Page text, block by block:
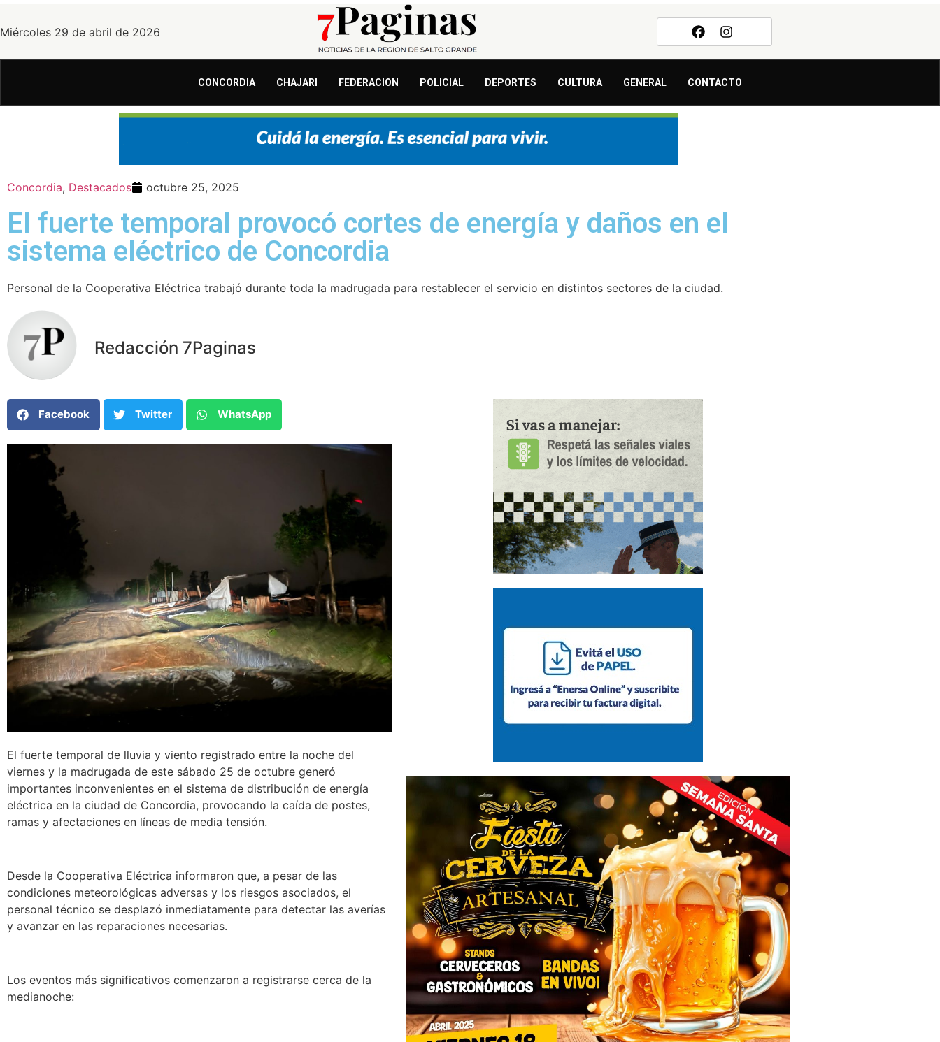
Miércoles 29 de abril de 2026
CONCORDIA CHAJARI FEDERACION POLICIAL DEPORTES CULTURA GENERAL CONTACTO
Concordia, Destacados octubre 25, 2025
El fuerte temporal provocó cortes de energía y daños en el
sistema eléctrico de Concordia
Personal de la Cooperativa Eléctrica trabajó durante toda la madrugada para restablecer el servicio en distintos sectores de la ciudad.
Redacción 7Paginas
Facebook Twitter WhatsApp
El fuerte temporal de lluvia y viento registrado entre la noche del
viernes y la madrugada de este sábado 25 de octubre generó
importantes inconvenientes en el sistema de distribución de energía
eléctrica en la ciudad de Concordia, provocando la caída de postes,
ramas y afectaciones en líneas de media tensión.
Desde la Cooperativa Eléctrica informaron que, a pesar de las
condiciones meteorológicas adversas y los riesgos asociados, el
personal técnico se desplazó inmediatamente para detectar las averías
y avanzar en las reparaciones necesarias.
Los eventos más significativos comenzaron a registrarse cerca de la
medianoche: